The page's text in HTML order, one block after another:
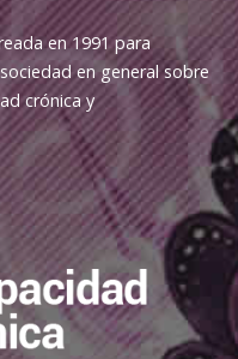
en 1991 para
en general sobre
crónica y